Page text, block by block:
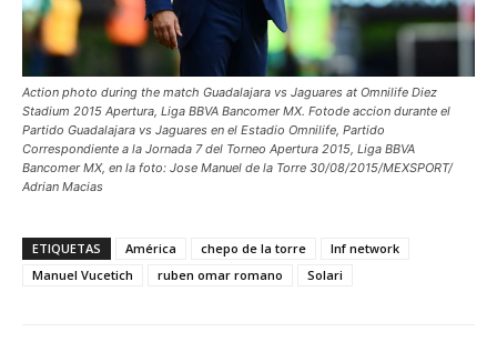
Action photo during the match Guadalajara vs Jaguares at Omnilife Diez
Stadium 2015 Apertura, Liga BBVA Bancomer MX. Fotode accion durante el
Partido Guadalajara vs Jaguares en el Estadio Omnilife, Partido
Correspondiente a la Jornada 7 del Torneo Apertura 2015, Liga BBVA
Bancomer MX, en la foto: Jose Manuel de la Torre 30/08/2015/MEXSPORT/
Adrian Macias
ETIQUETAS América chepo de la torre
lnf network
Manuel Vucetich
ruben omar romano Solari